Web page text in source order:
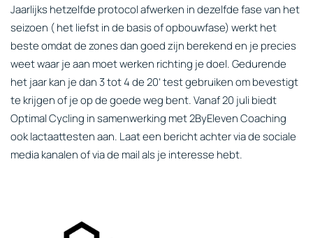
Jaarlijks hetzelfde protocol afwerken in dezelfde fase van het
seizoen ( het liefst in de basis of opbouwfase) werkt het
beste omdat de zones dan goed zijn berekend en je precies
weet waar je aan moet werken richting je doel. Gedurende
het jaar kan je dan 3 tot 4 de 20’ test gebruiken om bevestigt
te krijgen of je op de goede weg bent. Vanaf 20 juli biedt
Optimal Cycling in samenwerking met 2ByEleven Coaching
ook lactaattesten aan. Laat een bericht achter via de sociale
media kanalen of via de mail als je interesse hebt.